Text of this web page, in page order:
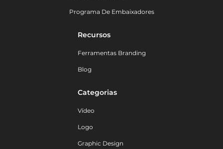
Programa De Embaixadores
Recursos
Ferramentas Branding
Blog
Categorias
Vídeo
Logo
Graphic Design